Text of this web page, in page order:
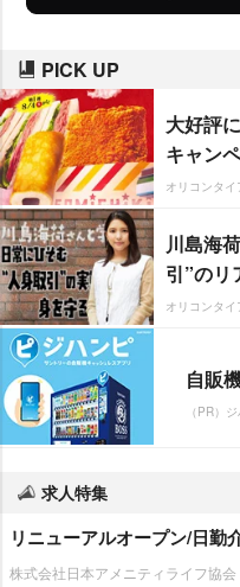
PICK UP
大好評
キャン
オリコンタイ
川島海
引”のリ
オリコンタイ
自販
（PR）
求人特集
リニューアルオープン/日勤
株式会社日本アメニティライフ協会